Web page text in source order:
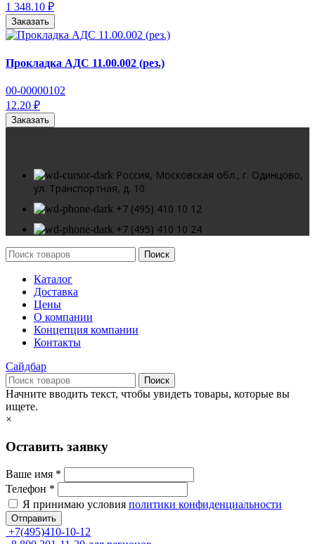
1 348.10 ₽
Заказать
Прокладка АДС 11.00.002 (рез.)
00-00000102
12.20 ₽
Заказать
Россия, Московская обл., г. Одинцово,
ул. Транспортная, д. 10
+7 (495) 410 10 12
+7 (495) 410 10 24
Поиск
Каталог
Доставка
Цены
О компании
Концепция компании
Контакты
Сайдбар
Поиск
Начните вводить текст, чтобы увидеть товары, которые вы
ищете.
×
Оставить заявку
Ваше имя *
Телефон *
Я принимаю условия политики конфиденциальности
Отправить
+7(495)410-10-12